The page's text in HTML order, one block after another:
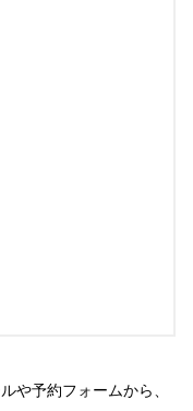
や予約フォームから、